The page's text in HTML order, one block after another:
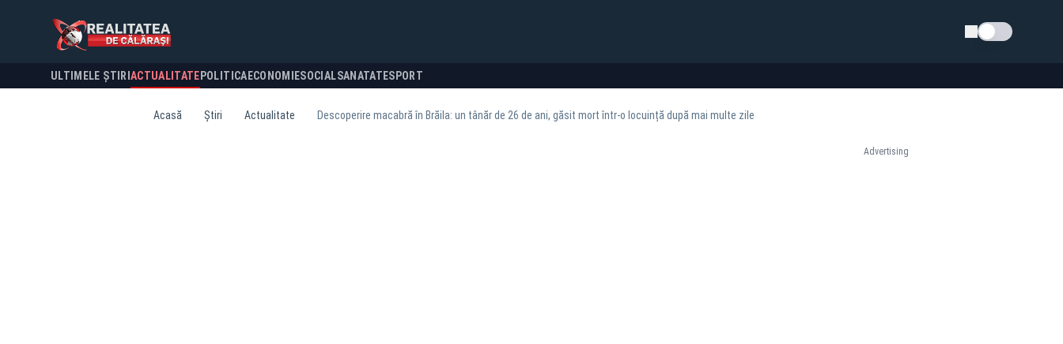
Schimba tema
ULTIMELE ȘTIRI ACTUALITATE POLITICA ECONOMIESOCIALSANATATESPORT
Acasă Știri Actualitate Descoperire macabră în Brăila: un tânăr de 26 de ani, găsit mort într-o locuință după mai multe zile
Advertising